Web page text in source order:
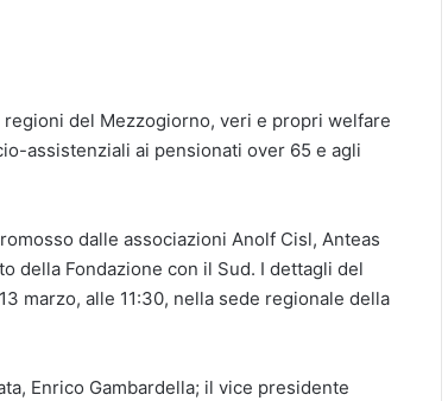
del Mezzogiorno, veri e propri welfare
assistenziali ai pensionati over 65 e agli
dalle associazioni Anolf Cisl, Anteas
della Fondazione con il Sud. I dettagli del
marzo, alle 11:30, nella sede regionale della
Enrico Gambardella; il vice presidente